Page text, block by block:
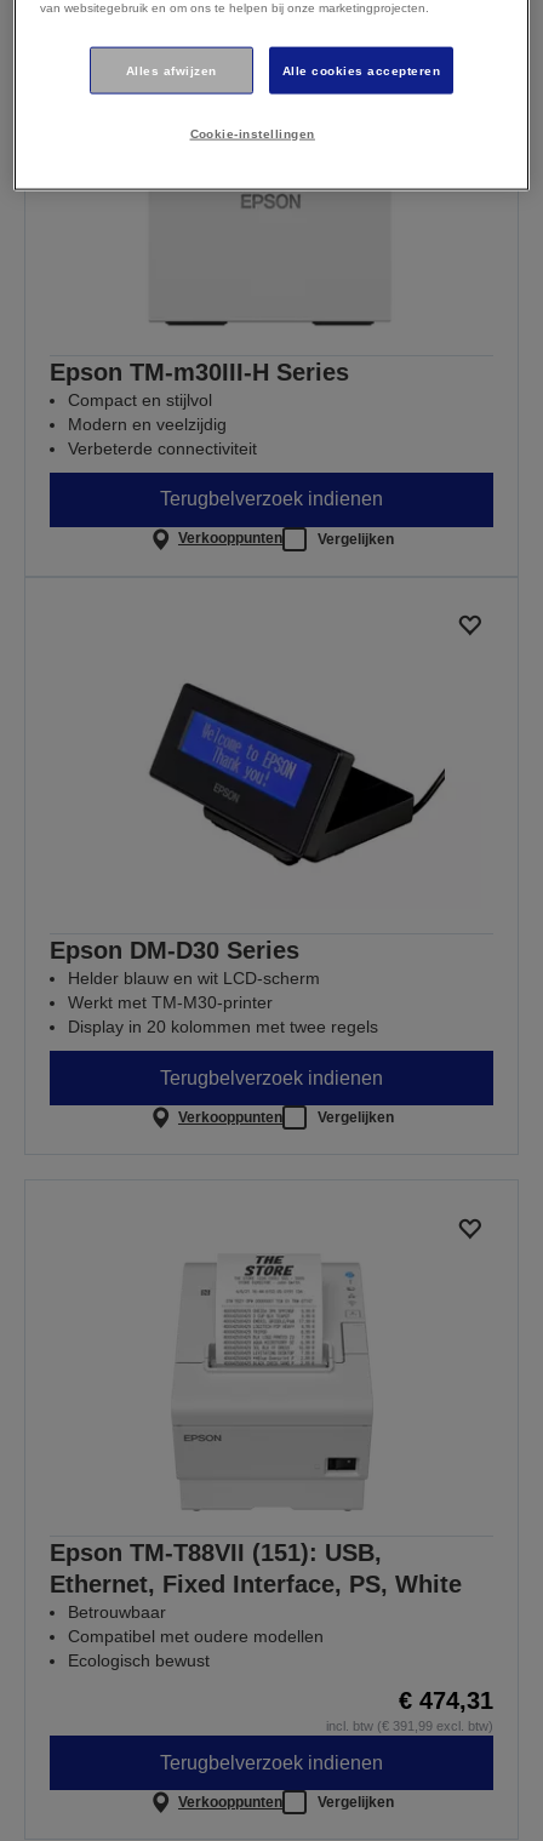
Epson TM-m30III-H Series
Compact en stijlvol
Modern en veelzijdig
Verbeterde connectiviteit
Terugbelverzoek indienen
Verkooppunten Vergelijken
Epson DM-D30 Series
Helder blauw en wit LCD-scherm
Werkt met TM-M30-printer
Display in 20 kolommen met twee regels
Terugbelverzoek indienen
Verkooppunten Vergelijken
Epson TM-T88VII (151): USB,
Ethernet, Fixed Interface, PS, White
Betrouwbaar
Compatibel met oudere modellen
Ecologisch bewust
€ 474,31
incl. btw (€ 391,99 excl. btw)
Terugbelverzoek indienen
Verkooppunten Vergelijken
van websitegebruik en om ons te helpen bij onze marketingprojecten.
Alles afwijzen Alle cookies accepteren
Cookie-instellingen